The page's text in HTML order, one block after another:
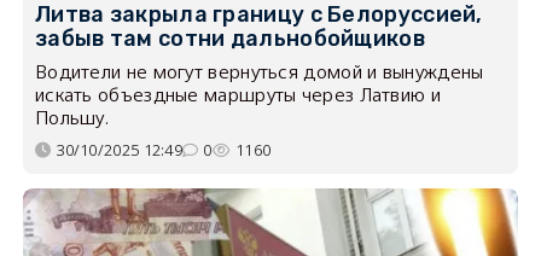
Литва закрыла границу с Белоруссией,
забыв там сотни дальнобойщиков
Водители не могут вернуться домой и вынуждены
искать объездные маршруты через Латвию и
Польшу.
30/10/2025 12:49 0 1160